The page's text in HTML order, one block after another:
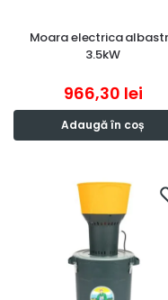
Moara electrica
3.5kW
966,30 lei
Adaugă în coș